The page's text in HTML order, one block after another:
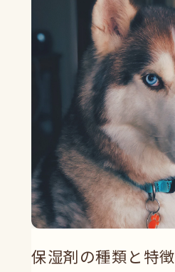
保湿剤の種類と特徴